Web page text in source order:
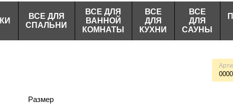
ВСЕ ДЛЯ
СПАЛЬНИ
ВСЕ ДЛЯ
ВАННОЙ
КОМНАТЫ
ВСЕ
ДЛЯ
КУХНИ
ВСЕ
ДЛЯ
САУНЫ
Размер